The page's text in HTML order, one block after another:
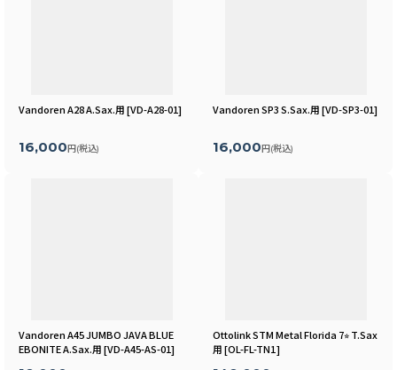
Vandoren A28 A.Sax.用[VD-A28-01]
16,000円(税込)
Vandoren SP3 S.Sax.用[VD-SP3-01]
16,000円(税込)
Vandoren A45 JUMBO JAVA BLUE
EBONITE A.Sax.用[VD-A45-AS-01]
Ottolink STM Metal Florida 7⭐︎ T.Sax
用[OL-FL-TN1]